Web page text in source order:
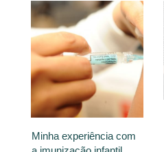
Minha experiência com